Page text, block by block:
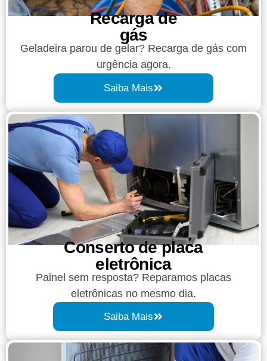
Recarga de
gás
Geladeira parou de gelar? Recarga de gás com
urgência agora.
Saiba Mais
Conserto de placa
eletrônica
Painel sem resposta? Reparamos placas
eletrônicas no mesmo dia.
Saiba Mais